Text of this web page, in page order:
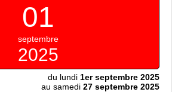
01
septembre
2025
du lundi 1er septembre 2025
au samedi 27 septembre 2025